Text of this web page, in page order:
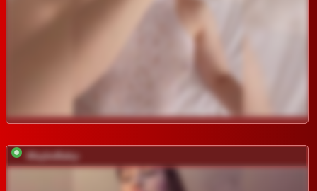
-MaybeBaby-